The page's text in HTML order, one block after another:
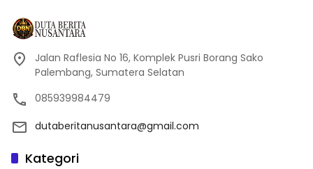
Jalan Raflesia No 16, Komplek Pusri Borang Sako
Palembang, Sumatera Selatan
085939984479
dutaberitanusantara@gmail.com
Kategori